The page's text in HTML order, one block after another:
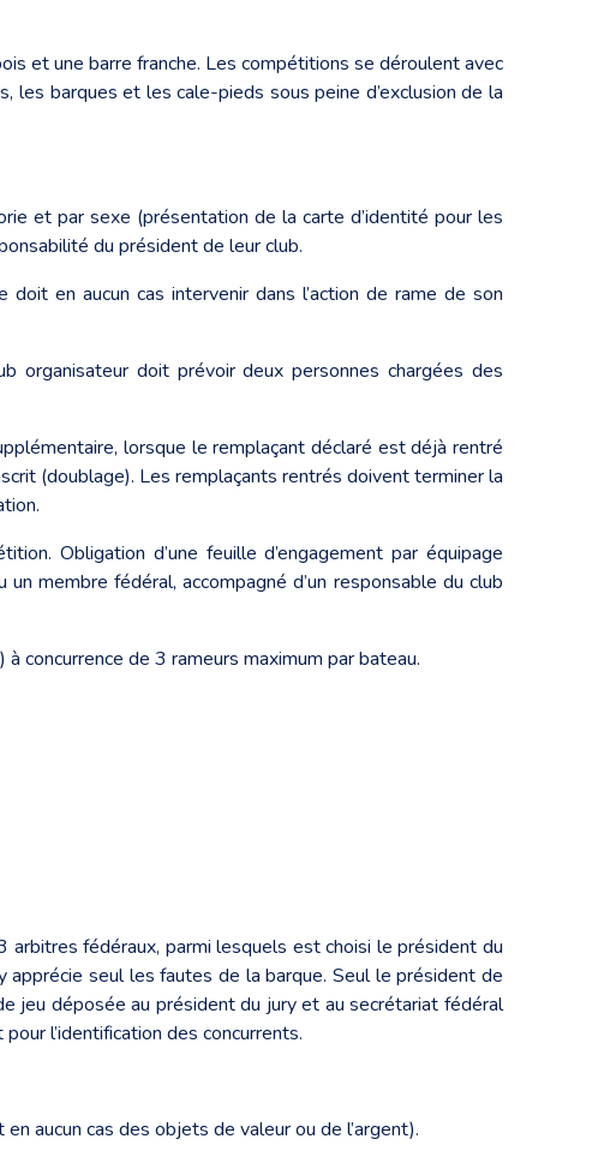
et une barre franche. Les compétitions se déroulent avec
les barques et les cale-pieds sous peine d’exclusion de la
et par sexe (présentation de la carte d’identité pour les
du président de leur club.
en aucun cas intervenir dans l’action de rame de son
organisateur doit prévoir deux personnes chargées des
lorsque le remplaçant déclaré est déjà rentré
(doublage). Les remplaçants rentrés doivent terminer la
Obligation d’une feuille d’engagement par équipage
membre fédéral, accompagné d’un responsable du club
concurrence de 3 rameurs maximum par bateau.
fédéraux, parmi lesquels est choisi le président du
apprécie seul les fautes de la barque. Seul le président de
jeu déposée au président du jury et au secrétariat fédéral
l’identification des concurrents.
aucun cas des objets de valeur ou de l’argent).